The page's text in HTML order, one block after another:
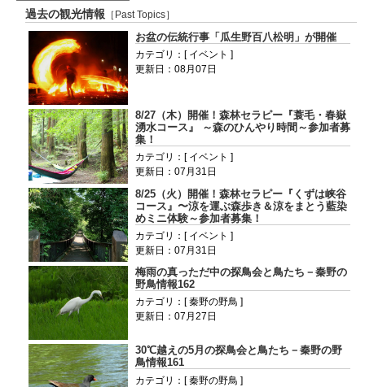
過去の観光情報 ［Past Topics］
お盆の伝統行事「瓜生野百八松明」が開催
カテゴリ：[ イベント ]
更新日：08月07日
8/27（木）開催！森林セラピー『蓑毛・春嶽
湧水コース』 ～森のひんやり時間～参加者募
集！
カテゴリ：[ イベント ]
更新日：07月31日
8/25（火）開催！森林セラピー『くずは峡谷
コース』〜涼を運ぶ森歩き＆涼をまとう藍染
めミニ体験～参加者募集！
カテゴリ：[ イベント ]
更新日：07月31日
梅雨の真っただ中の探鳥会と鳥たち－秦野の
野鳥情報162
カテゴリ：[ 秦野の野鳥 ]
更新日：07月27日
30℃越えの5月の探鳥会と鳥たち－秦野の野
鳥情報161
カテゴリ：[ 秦野の野鳥 ]